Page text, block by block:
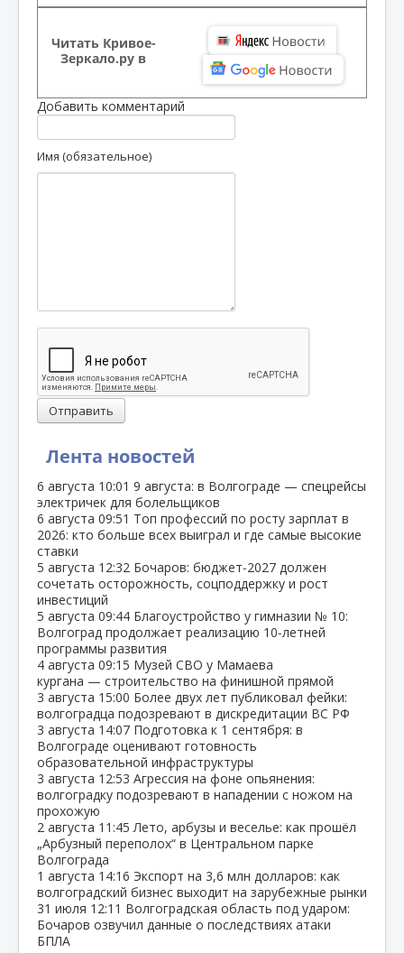
Лента новостей
6 августа 10:01 9 августа: в Волгограде — спецрейсы
электричек для болельщиков
6 августа 09:51 Топ профессий по росту зарплат в
2026: кто больше всех выиграл и где самые высокие
ставки
5 августа 12:32 Бочаров: бюджет‑2027 должен
сочетать осторожность, соцподдержку и рост
инвестиций
5 августа 09:44 Благоустройство у гимназии № 10:
Волгоград продолжает реализацию 10‑летней
программы развития
4 августа 09:15 Музей СВО у Мамаева
кургана — строительство на финишной прямой
3 августа 15:00 Более двух лет публиковал фейки:
волгоградца подозревают в дискредитации ВС РФ
3 августа 14:07 Подготовка к 1 сентября: в
Волгограде оценивают готовность
образовательной инфраструктуры
3 августа 12:53 Агрессия на фоне опьянения:
волгоградку подозревают в нападении с ножом на
прохожую
2 августа 11:45 Лето, арбузы и веселье: как прошёл
„Арбузный переполох“ в Центральном парке
Волгограда
1 августа 14:16 Экспорт на 3,6 млн долларов: как
волгоградский бизнес выходит на зарубежные рынки
31 июля 12:11 Волгоградская область под ударом:
Бочаров озвучил данные о последствиях атаки
БПЛА
Читать Кривое-
Зеркало.ру в
Добавить комментарий
Имя (обязательное)
Отправить